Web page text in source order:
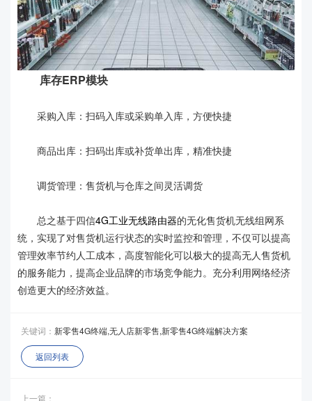
库存ERP模块
采购入库：扫码入库或采购单入库，方便快捷
商品出库：扫码出库或补货单出库，精准快捷
调货管理：售货机与仓库之间灵活调货
总之基于四信4G工业无线路由器的无化售货机无线组网系
统，实现了对售货机运行状态的实时监控和管理，不仅可以提高
管理效率节约人工成本，高度智能化可以极大的提高无人售货机
的服务能力，提高企业品牌的市场竞争能力。充分利用网络经济
创造更大的经济效益。
关键词： 新零售4G终端,无人店新零售,新零售4G终端解决方案
返回列表
上一篇：